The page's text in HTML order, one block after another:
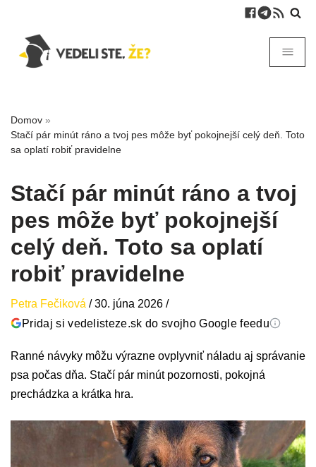
Domov »
Stačí pár minút ráno a tvoj pes môže byť pokojnejší celý deň. Toto
sa oplatí robiť pravidelne
Stačí pár minút ráno a tvoj
pes môže byť pokojnejší
celý deň. Toto sa oplatí
robiť pravidelne
Petra Fečiková /30. júna 2026 /
Pridaj si vedelisteze.sk do svojho Google feedu
Ranné návyky môžu výrazne ovplyvniť náladu aj správanie
psa počas dňa. Stačí pár minút pozornosti, pokojná
prechádzka a krátka hra.